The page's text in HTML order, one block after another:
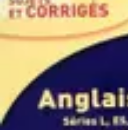
Techno Deal
Offres, deals technologiquesOffres du
Comparatifs
Techno Deal